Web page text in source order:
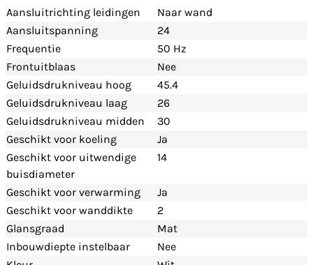
Aansluitrichting leidingen
Naar wand
Aansluitspanning
24
Frequentie
50 Hz
Frontuitblaas
Nee
Geluidsdrukniveau hoog
45.4
Geluidsdrukniveau laag
26
Geluidsdrukniveau midden
30
Geschikt voor koeling
Ja
Geschikt voor uitwendige
buisdiameter
14
Geschikt voor verwarming
Ja
Geschikt voor wanddikte
2
Glansgraad
Mat
Inbouwdiepte instelbaar
Nee